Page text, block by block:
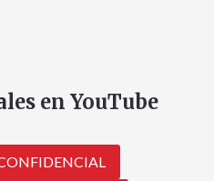
en YouTube